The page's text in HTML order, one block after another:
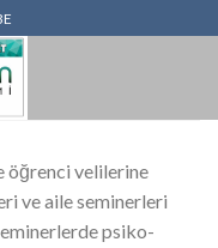
öğrenci velilerine
ve aile seminerleri
psiko-